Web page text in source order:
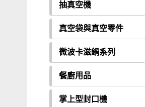
抽真空機
真空袋與真空零件
微波卡滋鍋系列
餐廚用品
掌上型封口機